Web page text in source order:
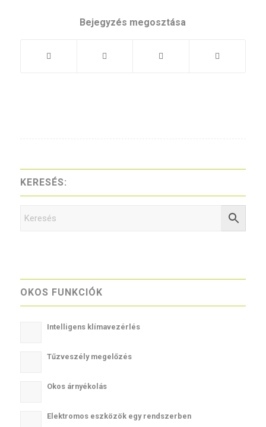
Bejegyzés megosztása
KERESÉS:
OKOS FUNKCIÓK
Intelligens klímavezérlés
Tűzveszély megelőzés
Okos árnyékolás
Elektromos eszközök egy rendszerben